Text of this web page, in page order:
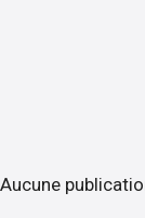
Aucune